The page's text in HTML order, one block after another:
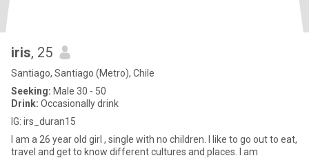
iris, 25
Santiago, Santiago (Metro), Chile
Seeking: Male 30 - 50
Drink: Occasionally drink
IG: irs_duran15
I am a 26 year old girl , single with no children. I like to go out to eat,
travel and get to know different cultures and places. I am